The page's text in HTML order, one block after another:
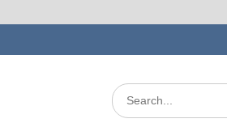
Search
for: